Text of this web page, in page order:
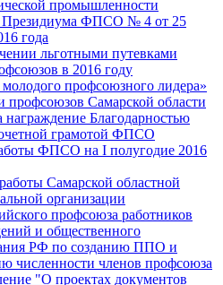
промышленности
Президиума ФПСО № 4 от 25
года
льготными путевками
в 2016 году
профсоюзного лидера»
профсоюзов Самарской области
награждение Благодарностью
грамотой ФПСО
ФПСО на I полугодие 2016
Самарской областной
организации
профсоюза работников
и общественного
РФ по созданию ППО и
численности членов профсоюза
"О проектах документов